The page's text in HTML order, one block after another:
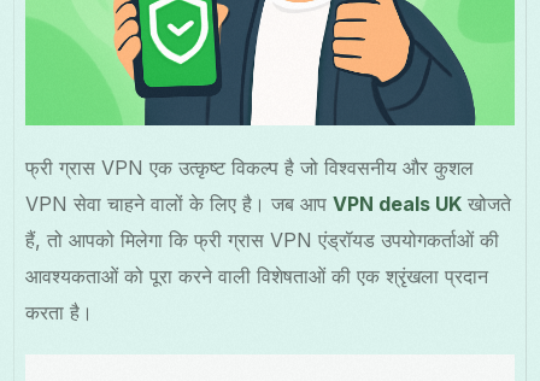
फ्री ग्रास VPN एक उत्कृष्ट विकल्प है जो विश्वसनीय और कुशल
VPN सेवा चाहने वालों के लिए है। जब आपVPN deals UK खोजते
हैं, तो आपको मिलेगा कि फ्री ग्रास VPN एंड्रॉयड उपयोगकर्ताओं की
आवश्यकताओं को पूरा करने वाली विशेषताओं की एक श्रृंखला प्रदान
करता है।